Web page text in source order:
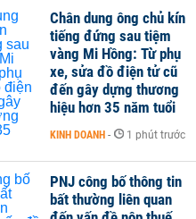
Chân dung ông chủ kín
tiếng đứng sau tiệm
vàng Mi Hồng: Từ phụ
xe, sửa đồ điện tử cũ
đến gây dựng thương
hiệu hơn 35 năm tuổi
KINH DOANH - 1 phút trước
PNJ công bố thông tin
bất thường liên quan